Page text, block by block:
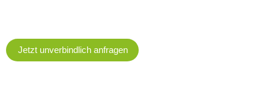
Jetzt unverbindlich anfragen